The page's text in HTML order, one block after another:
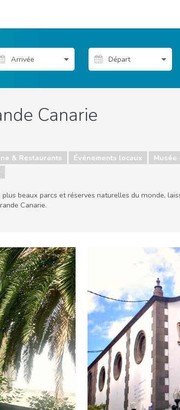
Canarie
& Restaurants Événements locaux Musée
beaux parcs et réserves naturelles du monde,
Canarie.
Art Nature & extérieur